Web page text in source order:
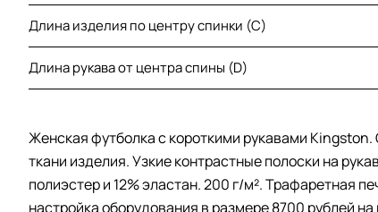
Длина изделия по центру спинки (C)
Длина рукава от центра спины (D)
Женская футболка с короткими рукавами
ткани изделия. Узкие контрастные полоски на
полиэстер и 12% эластан. 200 г/м². Трафаретная
настройка оборудования в размере 8700 рублей на